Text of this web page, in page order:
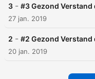
3 - #3 Gezond Verstand
27 jan. 2019
2 - #2 Gezond
20 jan. 2019